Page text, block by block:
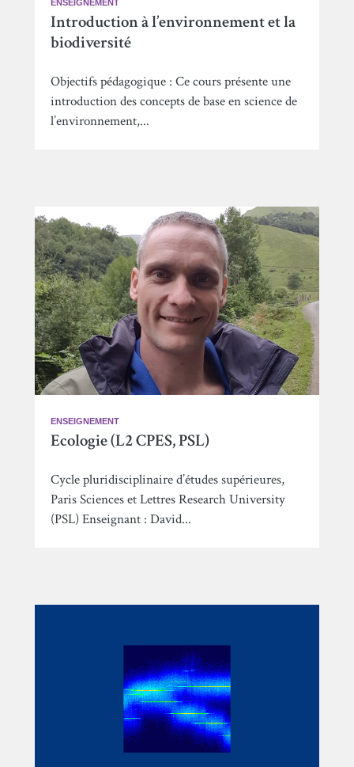
ENSEIGNEMENT
Introduction à l’environnement et la
biodiversité
Objectifs pédagogique : Ce cours présente une
introduction des concepts de base en science de
l’environnement,...
ENSEIGNEMENT
Ecologie (L2 CPES, PSL)
Cycle pluridisciplinaire d’études supérieures,
Paris Sciences et Lettres Research University
(PSL) Enseignant : David...